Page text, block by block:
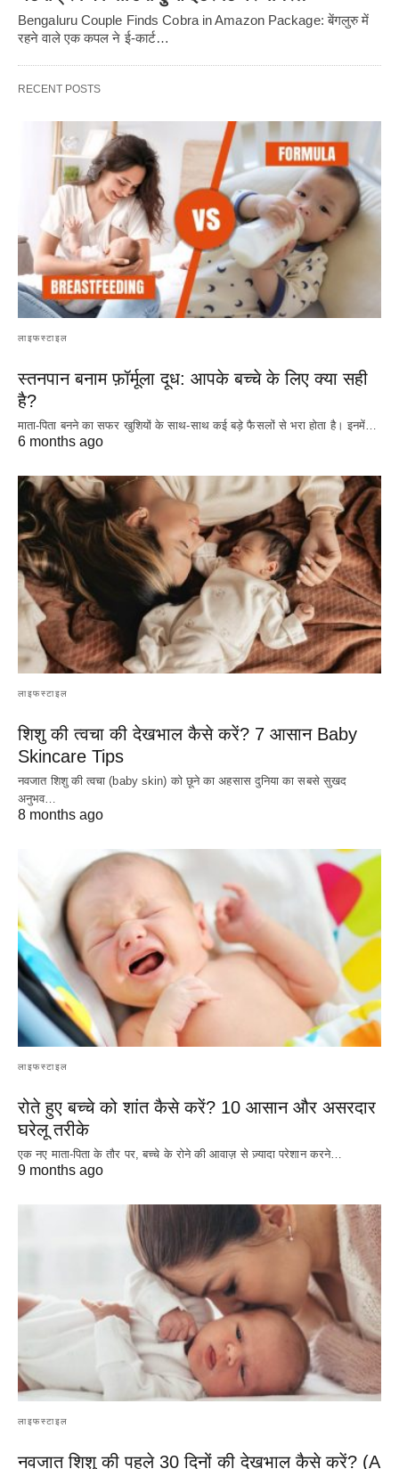
Bengaluru Couple Finds Cobra in Amazon Package: बेंगलुरु में
रहने वाले एक कपल ने ई-कार्ट…
RECENT POSTS
लाइफस्टाइल
स्तनपान बनाम फ़ॉर्मूला दूध: आपके बच्चे के लिए क्या सही
है?
माता-पिता बनने का सफर खुशियों के साथ-साथ कई बड़े फैसलों से भरा होता है। इनमें…
6 months ago
लाइफस्टाइल
शिशु की त्वचा की देखभाल कैसे करें? 7 आसान Baby
Skincare Tips
नवजात शिशु की त्वचा (baby skin) को छूने का अहसास दुनिया का सबसे सुखद
अनुभव…
8 months ago
लाइफस्टाइल
रोते हुए बच्चे को शांत कैसे करें? 10 आसान और असरदार
घरेलू तरीके
एक नए माता-पिता के तौर पर, बच्चे के रोने की आवाज़ से ज़्यादा परेशान करने…
9 months ago
लाइफस्टाइल
नवजात शिशु की पहले 30 दिनों की देखभाल कैसे करें? (A